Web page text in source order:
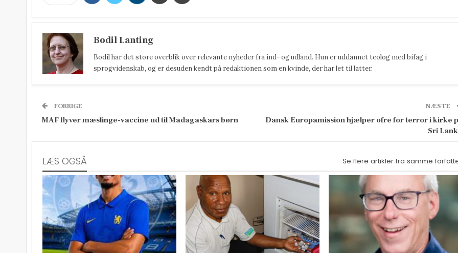
Bodil Lanting
Bodil har det store overblik over relevante nyheder fra ind- og udland. Hun er uddannet teolog med bifag i
sprogvidenskab, og er desuden kendt på redaktionen som en kvinde, der har let til latter.
FORRIGE
MAF flyver mæslinge-vaccine ud til Madagaskars børn
NÆSTE
Dansk Europamission hjælper ofre for terror i kirke
Sri
LÆS OGSÅ Se flere artikler fra samme